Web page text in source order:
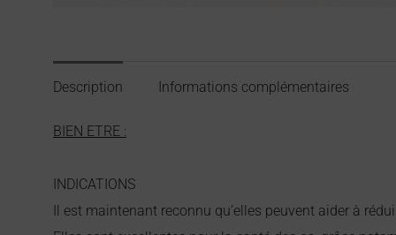
Description Informations complémentaires
BIEN ETRE :
INDICATIONS
Il est maintenant reconnu qu’elles peuvent aider à